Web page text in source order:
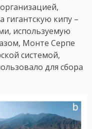
кипу –
используемую
Монте Серпе
системой,
для сбора